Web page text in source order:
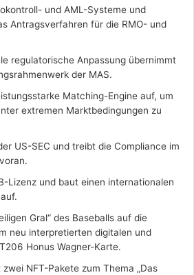
und AML-Systeme und
Antragsverfahren für die RMO- und
regulatorische Anpassung übernimmt
der MAS.
Matching-Engine auf, um
extremen Marktbedingungen zu
US-SEC und treibt die Compliance im
Lizenz und baut einen internationalen
Gral“ des Baseballs auf die
neu interpretierten digitalen und
Honus Wagner-Karte.
NFT-Pakete zum Thema „Das